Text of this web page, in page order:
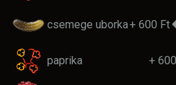
csemege uborka+ 600 Ft
paprika +